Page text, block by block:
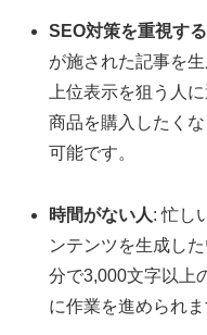
SEO対策を重視す
が施された記事を
上位表示を狙う人
商品を購入したく
可能です。
時間がない人: 忙し
ンテンツを生成し
分で3,000文字以上
に作業を進められま